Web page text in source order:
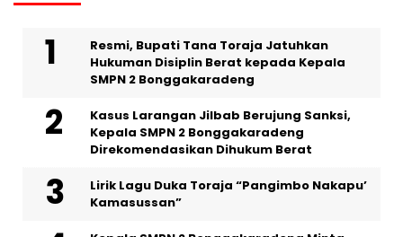
Resmi, Bupati Tana Toraja Jatuhkan
Hukuman Disiplin Berat kepada Kepala
SMPN 2 Bonggakaradeng
Kasus Larangan Jilbab Berujung Sanksi,
Kepala SMPN 2 Bonggakaradeng
Direkomendasikan Dihukum Berat
Lirik Lagu Duka Toraja “Pangimbo Nakapu’
Kamasussan”